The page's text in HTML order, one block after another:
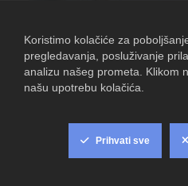
HRVATSKA - srpnja 29, 2026